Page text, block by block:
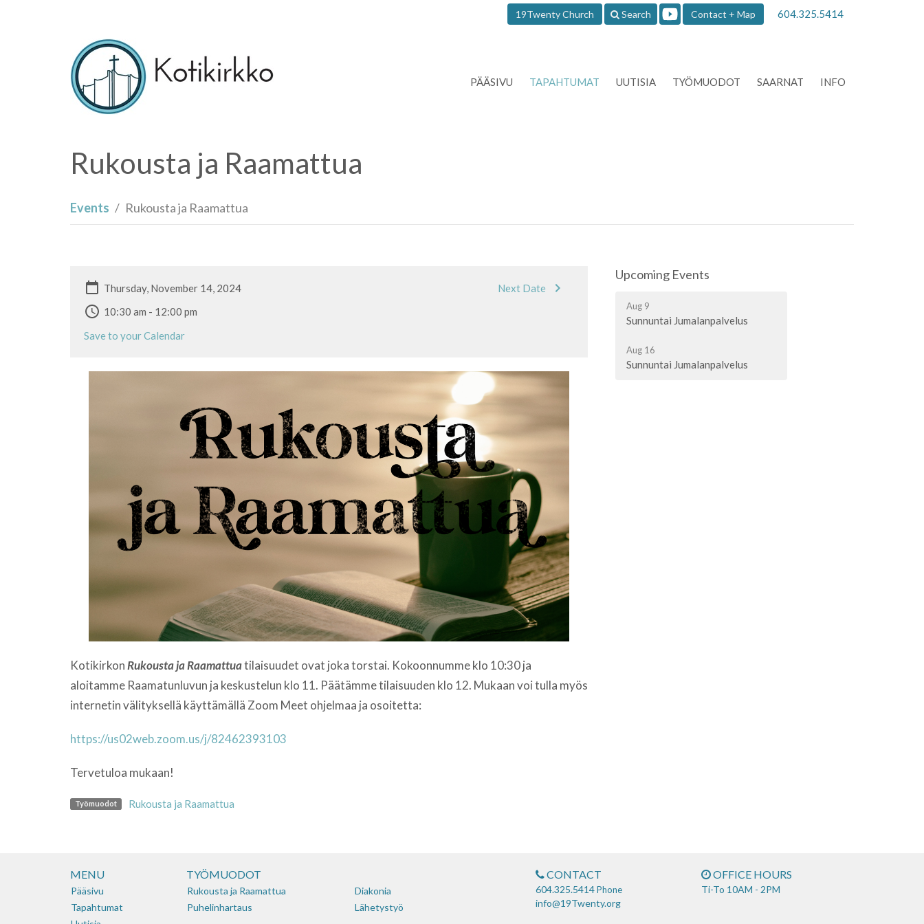
19Twenty Church Search Contact + Map 604.325.5414
PÄÄSIVU TAPAHTUMAT UUTISIA TYÖMUODOT SAARNAT INFO
Rukousta ja Raamattua
Events Rukousta ja Raamattua
Thursday, November 14, 2024
Next Date
10:30 am - 12:00 pm
Save to your Calendar
KotikirkonRukousta ja Raamattuatilaisuudet ovat joka torstai. Kokoonnumme klo 10:30 ja
aloitamme Raamatunluvun ja keskustelun klo 11. Päätämme tilaisuuden klo 12. Mukaan voi tulla myös
internetin välityksellä käyttämällä Zoom Meet ohjelmaa ja osoitetta:
https://us02web.zoom.us/j/82462393103
Tervetuloa mukaan!
Työmuodot Rukousta ja Raamattua
Upcoming Events
Aug 9
Sunnuntai Jumalanpalvelus
Aug 16
Sunnuntai Jumalanpalvelus
MENU
Pääsivu
Tapahtumat
TYÖMUODOT
Rukousta ja Raamattua
Diakonia
Puhelinhartaus
Lähetystyö
CONTACT
604.325.5414 Phone
info@19Twenty.org
OFFICE HOURS
Ti-To 10AM - 2PM